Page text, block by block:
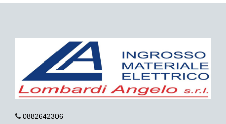
0882642306